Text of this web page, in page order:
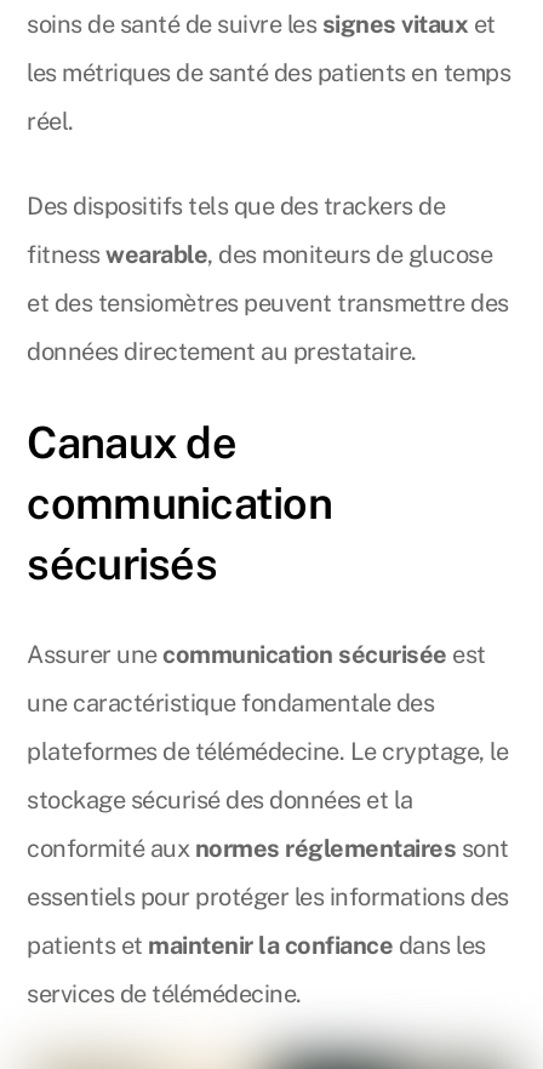
soins de santé de suivre les signes vitaux et
les métriques de santé des patients en temps
réel.
Des dispositifs tels que des trackers de
fitnesswearable, des moniteurs de glucose
et des tensiomètres peuvent transmettre des
données directement au prestataire.
Canaux de
communication
sécurisés
Assurer unecommunication sécurisée est
une caractéristique fondamentale des
plateformes de télémédecine. Le cryptage, le
stockage sécurisé des données et la
conformité aux normes réglementaires sont
essentiels pour protéger les informations des
patients et maintenir la confiance dans les
services de télémédecine.